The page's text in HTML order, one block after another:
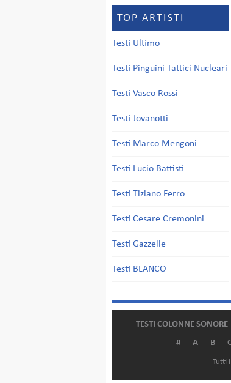
TOP ARTISTI
Testi Ultimo
Testi Pinguini Tattici Nucleari
Testi Vasco Rossi
Testi Jovanotti
Testi Marco Mengoni
Testi Lucio Battisti
Testi Tiziano Ferro
Testi Cesare Cremonini
Testi Gazzelle
Testi BLANCO
TESTI COLONNE SONORE
#
A B
Tutti